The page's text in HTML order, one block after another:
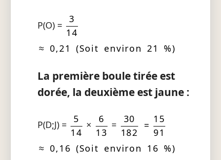
P(O) =
3
14
≈ 0,21 (Soit environ 21 %)
La première boule tirée est
dorée, la deuxième est jaune :
P(D;J) =
5
14
×
6
13
=
30
182
=
15
91
≈ 0,16 (Soit environ 16 %)